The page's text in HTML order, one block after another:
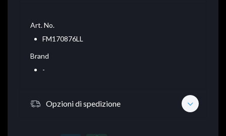
Art. No.
FM170876LL
Brand
-
Opzioni di spedizione